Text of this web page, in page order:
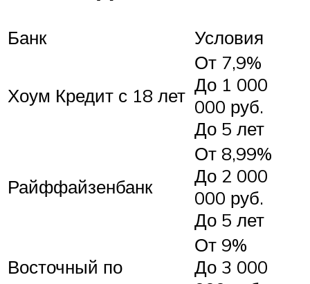
Банк Условия
Хоум Кредит с 18 лет
От 7,9%
До 1 000
000 руб.
До 5 лет
Райффайзенбанк
От 8,99%
До 2 000
000 руб.
До 5 лет
Восточный по
От 9%
До 3 000